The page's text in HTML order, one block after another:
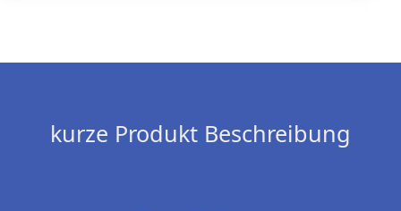
kurze Produkt Beschreibung